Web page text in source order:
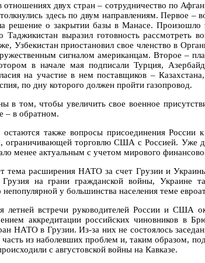
отношениях двух стран – сотрудничество по
здесь по двум направлениям. Первое –
решение о закрытии базы в Манасе. Произошло
выразил готовность рассмотреть
Узбекистан приостановил свое членство в
сигналом американцам. Второе –
в начале мая подписали Турция,
на участие в нем поставщиков –
по дну которого должен пройти газопровод.
в том, чтобы увеличить свое военное
– в обратном.
также вопросы присоединения России
ограничивающей торговлю США с Россией. Уже
менее актуальным с учетом мирового
тема расширения НАТО за счет Грузии и
Грузия на грани гражданской войны,
у большинства населения теме
встречи руководителей России и США
аккредитации российских чиновников в
НАТО в Грузии. Из-за них не состоялось
из наболевших проблем и, таким образом,
с августовской войны на Кавказе.